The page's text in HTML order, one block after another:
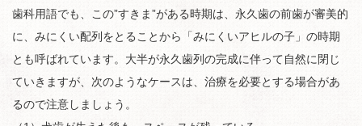
歯科用語でも、この”すきま”がある時期は、永久歯の前歯が審美的
に、みにくい配列をとることから「みにくいアヒルの子」の時期
とも呼ばれています。大半が永久歯列の完成に伴って自然に閉じ
ていきますが、次のようなケースは、治療を必要とする場合があ
るので注意しましょう。